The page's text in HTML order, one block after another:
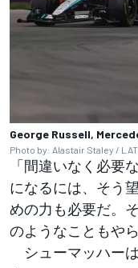
George Russell,
Photo by: Alastair Staley /
「間違いなく必要
になるには、そう
めの力も必要だ。
のようなこともや
シューマッハーは